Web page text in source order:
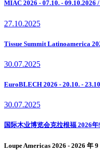
MIAC 2026 - 07.10. - 09.10.2026
27.10.2025
Tissue Summit Latinoamerica
30.07.2025
EuroBLECH 2026 - 20.10. -
30.07.2025
国际木业博览会克拉根福 2026
Loupe Americas 2026 - 2026 年